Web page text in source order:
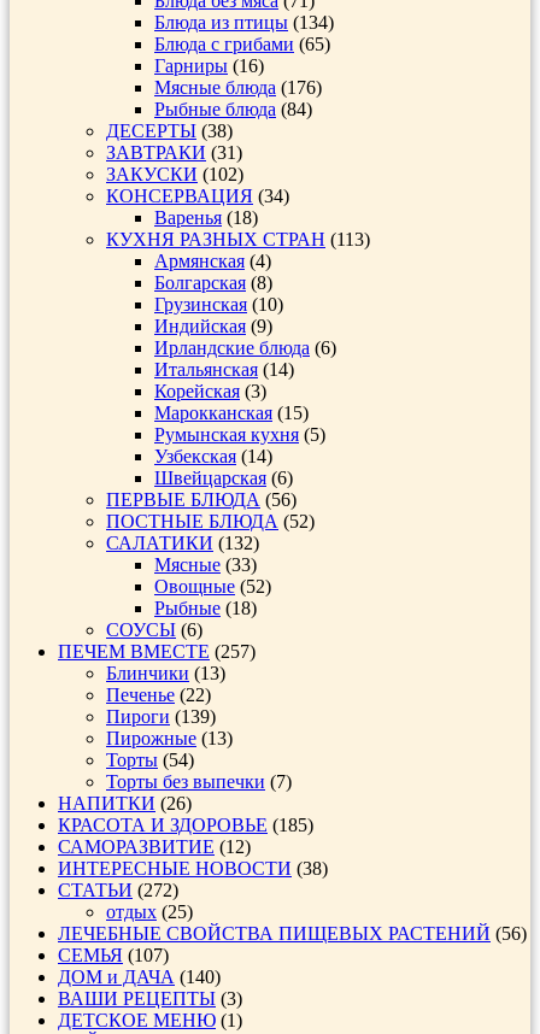
Блюда из птицы (134)
Блюда с грибами (65)
Гарниры (16)
Мясные блюда (176)
Рыбные блюда (84)
ДЕСЕРТЫ (38)
ЗАВТРАКИ (31)
ЗАКУСКИ (102)
КОНСЕРВАЦИЯ (34)
Варенья (18)
КУХНЯ РАЗНЫХ СТРАН (113)
Армянская (4)
Болгарская (8)
Грузинская (10)
Индийская (9)
Ирландские блюда (6)
Итальянская (14)
Корейская (3)
Марокканская (15)
Румынская кухня (5)
Узбекская (14)
Швейцарская (6)
ПЕРВЫЕ БЛЮДА (56)
ПОСТНЫЕ БЛЮДА (52)
САЛАТИКИ (132)
Мясные (33)
Овощные (52)
Рыбные (18)
СОУСЫ (6)
ПЕЧЕМ ВМЕСТЕ (257)
Блинчики (13)
Печенье (22)
Пироги (139)
Пирожные (13)
Торты (54)
Торты без выпечки (7)
НАПИТКИ (26)
КРАСОТА И ЗДОРОВЬЕ (185)
САМОРАЗВИТИЕ (12)
ИНТЕРЕСНЫЕ НОВОСТИ (38)
СТАТЬИ (272)
отдых (25)
ЛЕЧЕБНЫЕ СВОЙСТВА ПИЩЕВЫХ РАСТЕНИЙ (56)
СЕМЬЯ (107)
ДОМ и ДАЧА (140)
ВАШИ РЕЦЕПТЫ (3)
ДЕТСКОЕ МЕНЮ (1)